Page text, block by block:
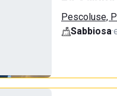
Pescoluse,
Sabbiosa·